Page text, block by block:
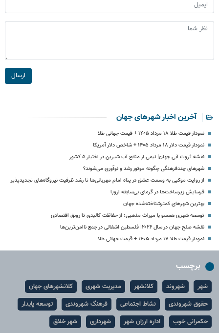
ارسال
آخرین اخبار شهرهای جهان
نمودار قیمت طلا ۱۸ مرداد ۱۴۰۵ + قیمت جهانی طلا
نمودار قیمت دلار ۱۸ مرداد ۱۴۰۵ + شاخص دلار آمریکا
نقشه ثروت آبی جهان| نیمی از منابع آب شیرین در اختیار ۵ کشور
شهرهای چندفرهنگی چگونه موتور رشد و نوآوری می‌شوند؟
از روایت موکبی به وسعت عشق در پناه امام مهربانی‌ها تا رشد ظرفیت نیروگاه‌های تجدیدپذیر
فرسایش زیرساخت‌ها در گرمای بی‌سابقه اروپا
بهترین شهرهای کمترشناخته‌شده جهان
توسعه شهری همسو با میراث مذهبی؛ از حفاظت کالبدی تا رونق اقتصادی
نقشه صلح جهان در سال ۲۰۲۶| فلسطین اشغالی در جمع ناامن‌ترین‌ها
نمودار قیمت طلا ۱۷ مرداد ۱۴۰۵ + قیمت جهانی طلا
برچسب
شهر شهروند کلانشهر مدیریت شهری
کلانشهرهای جهان
حقوق شهروندی
نشاط اجتماعی فرهنگ شهروندی
توسعه پایدار
حکمرانی خوب
اداره ارزان شهر شهرداری شهر خلاق